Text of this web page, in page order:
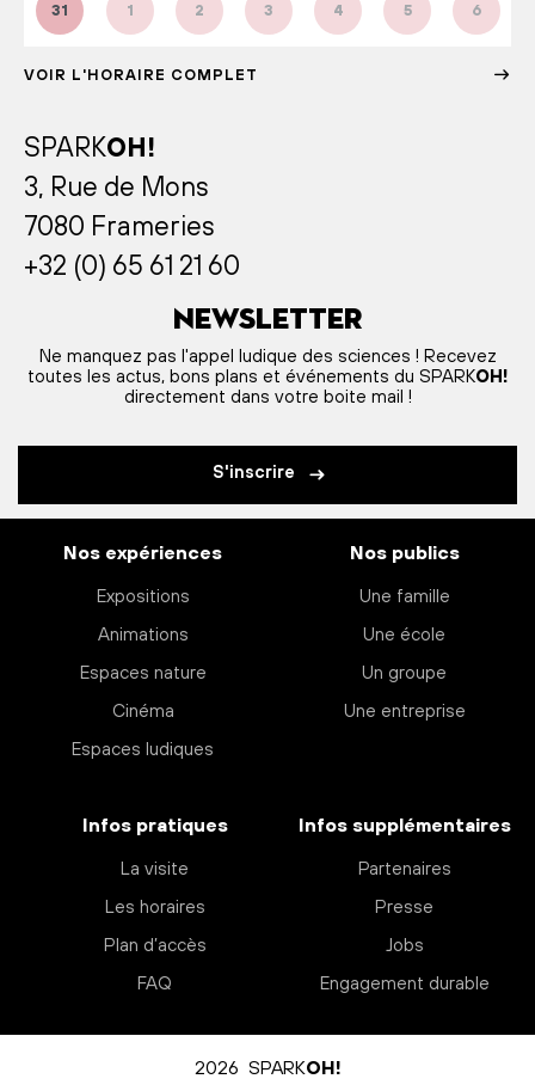
31 1 2 3 4 5 6
VOIR L'HORAIRE COMPLET
SPARKOH!
3, Rue de Mons
7080 Frameries
+32 (0) 65 61 21 60
Newsletter
Ne manquez pas l'appel ludique des sciences ! Recevez
toutes les actus, bons plans et événements du SPARKOH!
directement dans votre boite mail !
S'inscrire
Nos expériences
Expositions
Animations
Espaces nature
Cinéma
Espaces ludiques
Nos publics
Une famille
Une école
Un groupe
Une entreprise
Infos pratiques
La visite
Les horaires
Plan d’accès
FAQ
Infos supplémentaires
Partenaires
Presse
Jobs
Engagement durable
2026 SPARKOH!